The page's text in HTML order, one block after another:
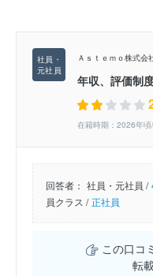
Ａｓｔｅｍｏ株式会
年収、評価制
在籍時期：2026年
回答者： 社員・元社員 /
員クラス / 正社員
この口コ
転